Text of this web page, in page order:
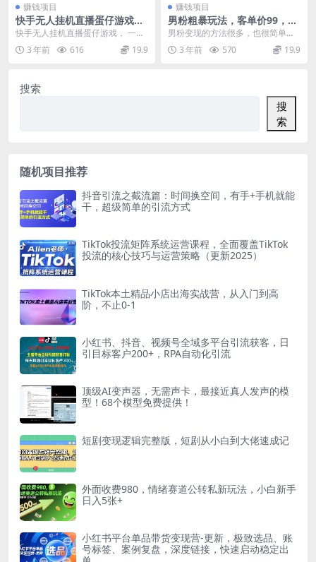
赚钱项目
快手无人挂机直播蛋仔游戏，
一天收入700+流程简单人人可
做（送10G素材）
快手无人挂机直播蛋仔游戏， 一天
收入700+， 流程简单傻瓜式操作
（送10G素材...
3 年前 616 19.9
赚钱项目
男粉粗暴玩法，客单价99，日
入多少靠自己，新手小白也可
以直接上手
男粉变现的方法很多，也很简单！
而抖音平台的男粉是非常优质的，
付费能力也是超强的...
3 年前 570 19.9
搜索
搜
索
随机项目推荐
抖音引流之截流篇：时间换空间，有手+手机就能
干，超级简单的引流方式
TikTok投流矩阵系统运营课程，全面覆盖TikTok
投流的核心技巧与运营策略（更新2025）
TikTok本土精品小店出海实战营，从入门到高
阶，不止0-1
小红书、抖音、视频号全域多平台引流获客，日
引目标客户200+，RPA自动化引流
顶级AI变声器，无需声卡，最接近真人发声的模
型！68个模型免费提供！
短剧变现逻辑完整版，短剧从小白到大佬速成记
外面收费980，情绪赛道公转私新玩法，小白新手
日入5张+
小红书平台单品带货变现营-更新，极致选品、账
号标签、案例复盘，深度链接，快速启动稳定出